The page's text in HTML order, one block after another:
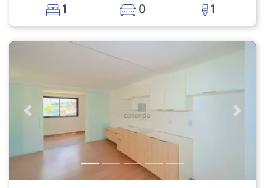
1 0 1
Anterior